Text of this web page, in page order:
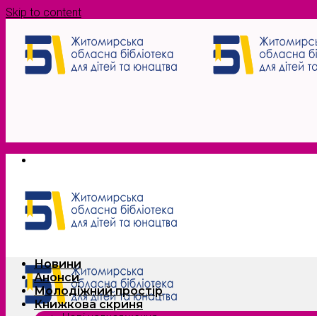
Skip to content
Новини
Анонси
Молодіжний простір
Книжкова скриня